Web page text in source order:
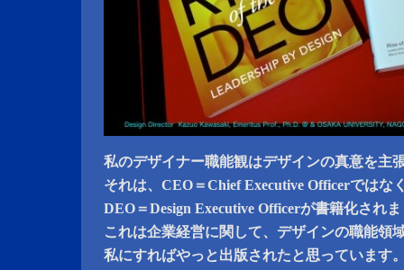
私のデザイナー職能観はデザインの真意を主
それは、CEO＝Chief Executive Officerではな
DEO＝Design Executive Officerが書籍化され
これは企業経営に関して、デザインの職能領
私にすればやっと出版されたと思っています